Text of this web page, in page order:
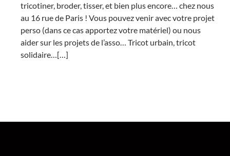
tricotiner, broder, tisser, et bien plus encore… chez nous
au 16 rue de Paris ! Vous pouvez venir avec votre projet
perso (dans ce cas apportez votre matériel) ou nous
aider sur les projets de l’asso… Tricot urbain, tricot
solidaire…[…]